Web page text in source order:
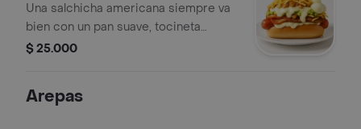
Una salchicha americana siempre va
bien con un pan suave, tocineta
ahumada, chicharrón y guacamole,
huevos de codorniz.
$ 25.000
Arepas